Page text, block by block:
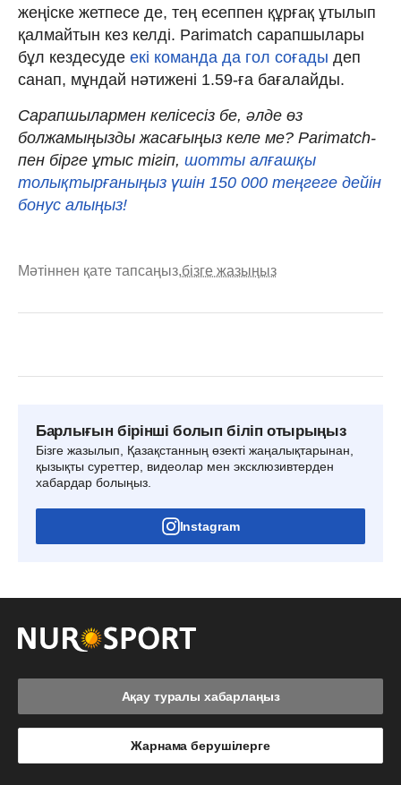
жеңіске жетпесе де, тең есеппен құрғақ ұтылып
қалмайтын кез келді. Parimatch сарапшылары
бұл кездесуде екі команда да гол соғады деп
санап, мұндай нәтижені 1.59-ға бағалайды.
Сарапшылармен келісесіз бе, әлде өз
болжамыңызды жасағыңыз келе ме? Parimatch-
пен бірге ұтыс тігіп, шотты алғашқы
толықтырғаныңыз үшін 150 000 теңгеге дейін
бонус алыңыз!
Мәтіннен қате тапсаңыз,бізге жазыңыз
Барлығын бірінші болып біліп отырыңыз
Бізге жазылып, Қазақстанның өзекті жаңалықтарынан,
қызықты суреттер, видеолар мен эксклюзивтерден
хабардар болыңыз.
Instagram
Ақау туралы хабарлаңыз
Жарнама берушілерге